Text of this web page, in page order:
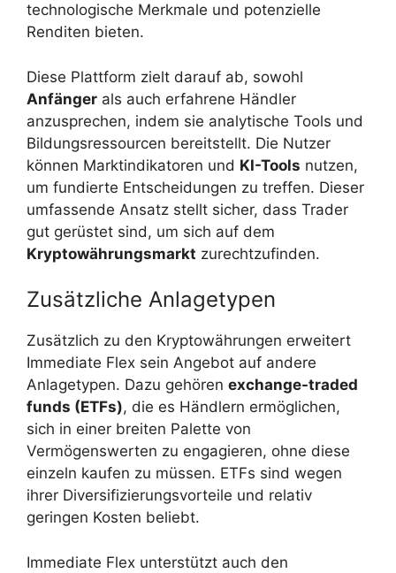
technologische Merkmale und potenzielle
Renditen bieten.
Diese Plattform zielt darauf ab, sowohl
Anfänger als auch erfahrene Händler
anzusprechen, indem sie analytische Tools und
Bildungsressourcen bereitstellt. Die Nutzer
können Marktindikatoren und KI-Tools nutzen,
um fundierte Entscheidungen zu treffen. Dieser
umfassende Ansatz stellt sicher, dass Trader
gut gerüstet sind, um sich auf dem
Kryptowährungsmarkt zurechtzufinden.
Zusätzliche Anlagetypen
Zusätzlich zu den Kryptowährungen erweitert
Immediate Flex sein Angebot auf andere
Anlagetypen. Dazu gehören exchange-traded
funds (ETFs), die es Händlern ermöglichen,
sich in einer breiten Palette von
Vermögenswerten zu engagieren, ohne diese
einzeln kaufen zu müssen. ETFs sind wegen
ihrer Diversifizierungsvorteile und relativ
geringen Kosten beliebt.
Immediate Flex unterstützt auch den